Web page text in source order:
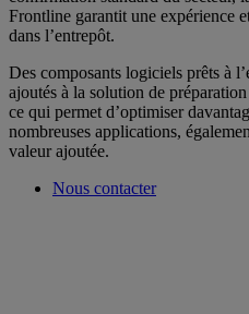
Frontline garantit une expérience
dans l’entrepôt.
Des composants logiciels prêts à
ajoutés à la solution de
ce qui permet d’optimiser
nombreuses applications,
valeur ajoutée.
Nous contacter